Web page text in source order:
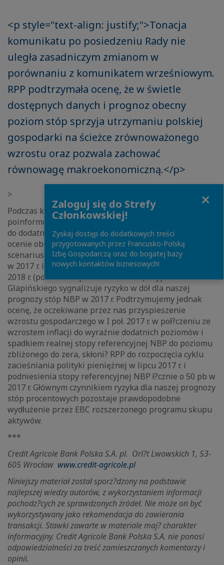
<p style="text-align: justify;">Tonacja
komunikatu po posiedzeniu Rady nie
uległa zasadniczym zmianom w
porównaniu z komunikatem wrześniowym.
RPP podtrzymała ocenę, że w świetle
dostępnych danych i prognoz obecny
poziom stóp sprzyja utrzymaniu polskiej
gospodarki na ścieżce zrównoważonego
wzrostu oraz pozwala zachować
równowagę makroekonomiczną.</p>
>
Podczas konferencji prasowej prezes NBP A. Glapiński
poinformował, że mimo oczekiwanego wzrostu inflacji
do dodatniego poziomu w przyszłym roku, w jego
ocenie obecnie najbardziej prawdopodobnym
scenariuszem jest stabilizacja stóp procentowych NBP
w 2017 r. i rozpoczęcie cyklu podwyżek stóp dopiero w
2018 r. (por. MAKROpuls z 05.10.2016). Wypowiedź A.
Glapińskiego sygnalizuje ryzyko w dół dla naszej
prognozy stóp NBP w 2017 r. Podtrzymujemy jednak
ocenę, że oczekiwane przez nas przyspieszenie
wzrostu gospodarczego w I poł. 2017 r. w poł?czeniu ze
wzrostem inflacji do wyraźnie dodatnich poziomów i
spadkiem realnej stopy referencyjnej NBP do poziomu
zbliżonego do zera, skłoni? RPP do rozpoczęcia cyklu
zacieśniania polityki pieniężnej w lipcu 2017 r. i
podniesienia stopy referencyjnej NBP ł?cznie o 50 pb w
2017 r. Głównym czynnikiem ryzyka dla naszej prognozy
stóp procentowych pozostaje prawdopodobne
wydłużenie przez EBC rozszerzonego programu skupu
aktywów.
***
Credit Agricole Bank Polska S.A. pl. Orl?t Lwowskich 1, 53-
605 Wrocław www.credit-agricole.pl
Niniejszy materiał został sporz?dzony na podstawie
najlepszej wiedzy autorów, z wykorzystaniem informacji
pochodz?cych ze sprawdzonych źródeł. Nie może on być
wykorzystywany jako rekomendacja do zawierania
transakcji. Stawki zawarte w materiale maj? charakter
informacyjny. Credit Agricole Bank Polska S.A. nie ponosi
odpowiedzialności za treść zamieszczanych komentarzy i
opinii.
Zaloguj się do Strefy
Członkowskiej!
Zyskaj dostęp do dodatkowych treści
przygotowanych przez Francusko-Polską
Izbę Gospodarczą oraz do bogatej bazy
nowych kontaktów biznesowych!